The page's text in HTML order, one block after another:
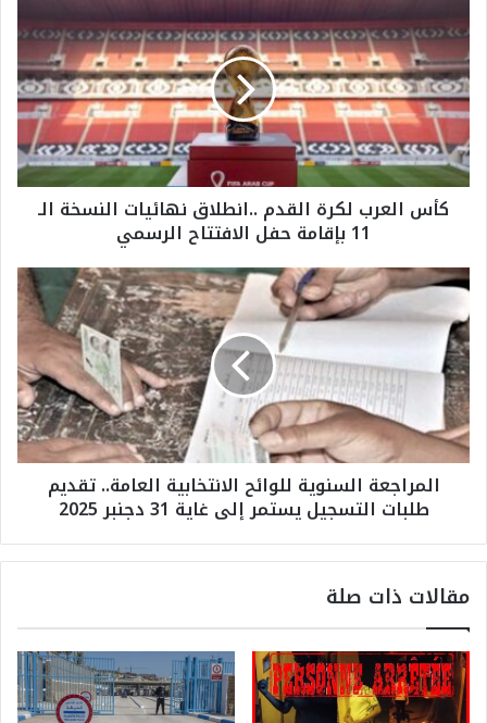
المختبر الوطني للشرطة العلمية والتقنية
يحصل على الاعتماد الدولي ISO/CEI 17025
في جميع تخصصاته
أ
س
ا
ل
ع
ر
ب
ل
ا
ق
د
م
.
.
ا
ن
ه
ي
ت
كأس العرب لكرة القدم ..انطلاق نهائيات النسخة الـ
11 بإقامة حفل الافتتاح الرسمي
ا
م
ر
ا
ج
ع
ة
ا
ة
و
المراجعة السنوية للوائح الانتخابية العامة.. تقديم
طلبات التسجيل يستمر إلى غاية 31 دجنبر 2025
مقالات ذات صلة